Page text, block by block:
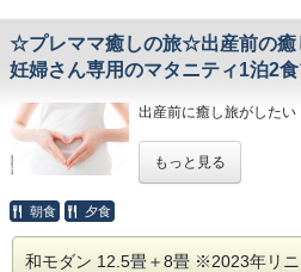
最大10名様までが
貸切露天風呂です
お客様が、宿到着
１回（45分間）ご
事前のご予約は承
離乳食以外の幼
無:別途有料
3．紙オムツについ
・テープ式また
うか。
・オムツのサイ
どちらでしょう
☆プレママ癒しの旅☆出産前の癒
妊婦さん専用のマタニティ1泊2
出産前に癒し旅がしたい
過ごして頂けるプランを
「ここまで妊婦のことを
もっと見る
朝食 夕食
和モダン 12.5畳＋8畳 ※2023年リ